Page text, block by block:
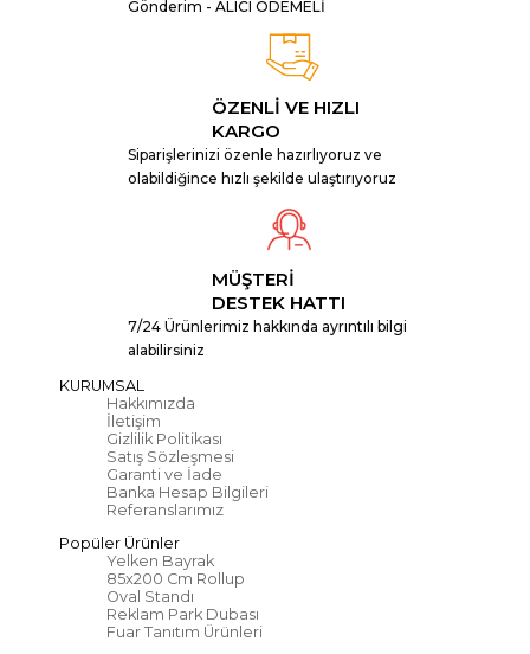
Gönderim - ALICI ÖDEMELİ
ÖZENLİ VE HIZLI
KARGO
Siparişlerinizi özenle hazırlıyoruz ve
olabildiğince hızlı şekilde ulaştırıyoruz
MÜŞTERİ
DESTEK HATTI
7/24 Ürünlerimiz hakkında ayrıntılı bilgi
alabilirsiniz
KURUMSAL
Hakkımızda
İletişim
Gizlilik Politikası
Satış Sözleşmesi
Garanti ve İade
Banka Hesap Bilgileri
Referanslarımız
Popüler Ürünler
Yelken Bayrak
85x200 Cm Rollup
Oval Standı
Reklam Park Dubası
Fuar Tanıtım Ürünleri